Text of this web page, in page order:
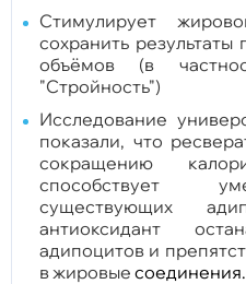
Стимулирует
сохранить
объёмов (в
"Стройность")
Исследование
показали, что
сокращению
способствует
существующих
антиоксидант
адипоцитов и
в жировые соединения.